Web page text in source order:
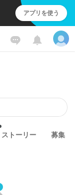
アプリを使う
ストーリー 募集